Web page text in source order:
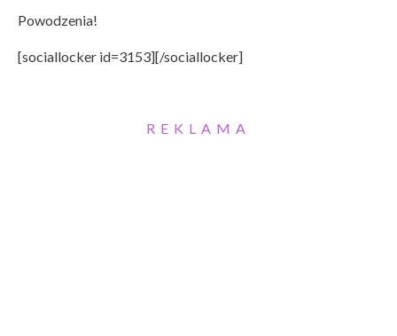
Powodzenia!
[sociallocker id=3153][/sociallocker]
REKLAMA